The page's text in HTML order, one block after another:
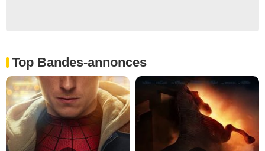
Top Bandes-annonces